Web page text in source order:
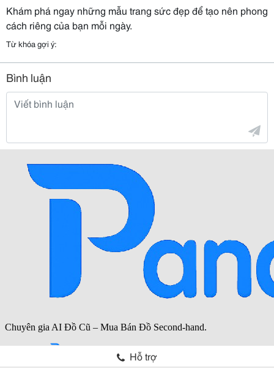
Khám phá ngay những mẫu trang sức đẹp để tạo nên phong
cách riêng của bạn mỗi ngày.
Từ khóa gợi ý:
Bình luận
Hỗ trợ